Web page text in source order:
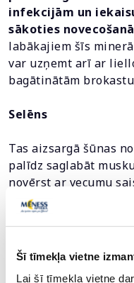
Šī tīmekļa vietne
Lai šī tīmekļa vietne
infekcijām un
sākoties
labākajiem šīs
var uzņemt arī ar
bagātinātām
Selēns
Tas aizsargā šūnas
palīdz saglabāt
novērst ar vecumu
demenci, dažus
slimības.
Selēns
mazina iekaisuma
novecošanos.